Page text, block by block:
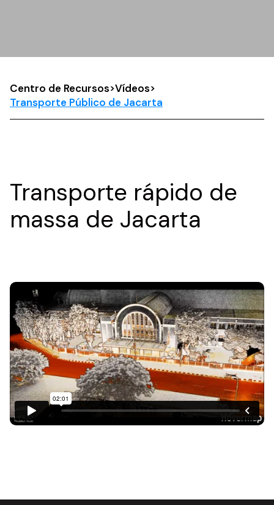
Centro de Recursos>Vídeos>
Transporte Público de Jacarta
Transporte rápido de
massa de Jacarta